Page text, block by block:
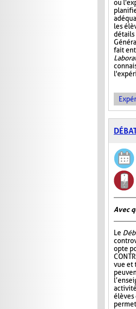
ou
les
détails
fait
Avec
Le
opte
vue et
élèves